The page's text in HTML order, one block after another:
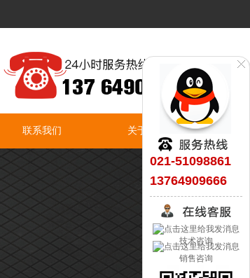
联系我们 关于我们
021-51098861
13764909666
技术咨询
销售咨询